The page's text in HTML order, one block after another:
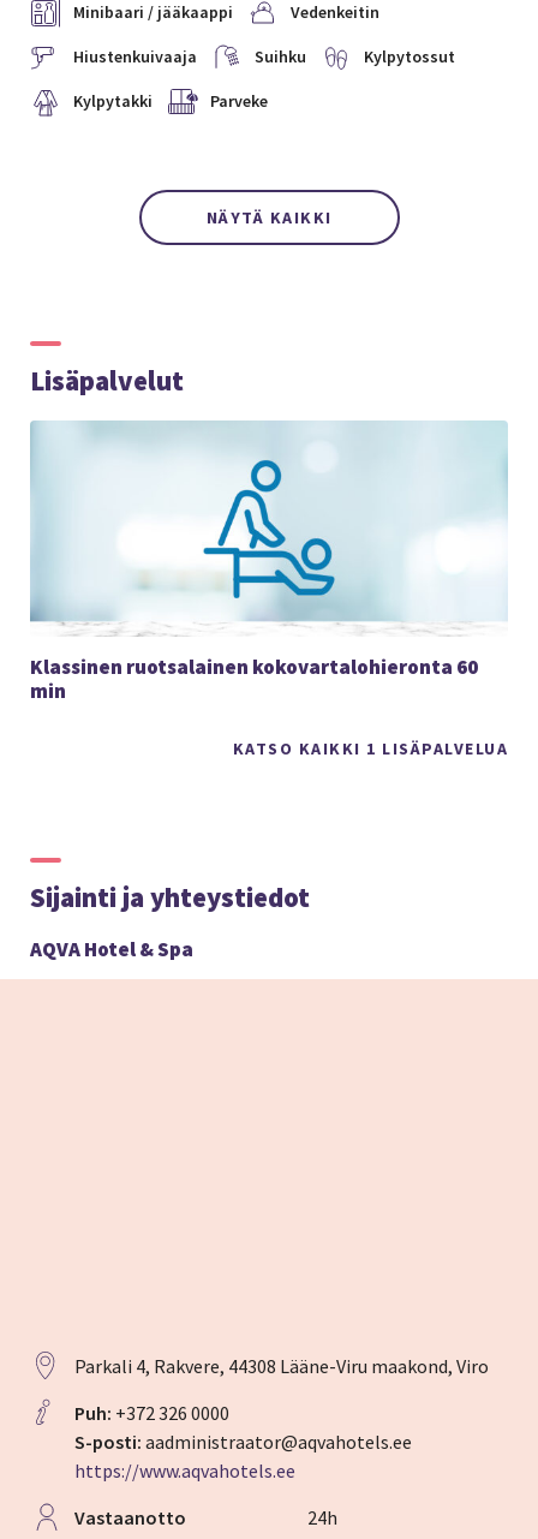
Minibaari / jääkaappi Vedenkeitin
Hiustenkuivaaja Suihku Kylpytossut
Kylpytakki Parveke
NÄYTÄ KAIKKI
Lisäpalvelut
KATSO KAIKKI 1 LISÄPALVELUA
Klassinen ruotsalainen kokovartalohieronta 60
min
Sijainti ja yhteystiedot
AQVA Hotel & Spa
Parkali 4, Rakvere, 44308 Lääne-Viru maakond, Viro
Puh: +372 326 0000
S-posti:aadministraator@aqvahotels.ee
https://www.aqvahotels.ee
Vastaanotto
24h